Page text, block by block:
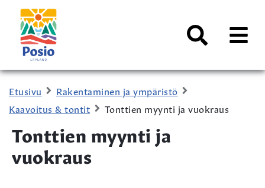
Siirry sisältöön
Kaupungin
logo
AVAA
Etusivu
Rakentaminen ja ympäristö
Kaavoitus & tontit
Tonttien myynti ja vuokraus
Tonttien myynti ja
vuokraus